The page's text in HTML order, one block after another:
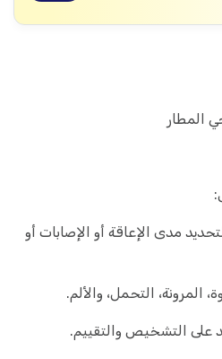
المطار
مدى الإعاقة أو الإصابات أو
المرونة، التحمل، والألم.
على التشخيص والتقييم.